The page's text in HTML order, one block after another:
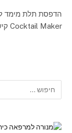
Cocktail Maker קישור לכתבת המקור…